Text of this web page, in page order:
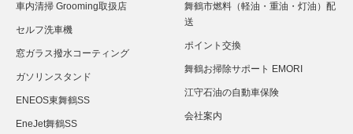
車内清掃 Grooming取扱店
セルフ洗車機
窓ガラス撥水コーティング
ガソリンスタンド
ENEOS東舞鶴SS
EneJet舞鶴SS
舞鶴市燃料（軽油・重油・灯油）配
送
ポイント交換
舞鶴お掃除サポート EMORI
江守石油の自動車保険
会社案内